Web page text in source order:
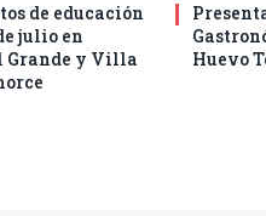
de educación
julio en
y Villa
Huevo